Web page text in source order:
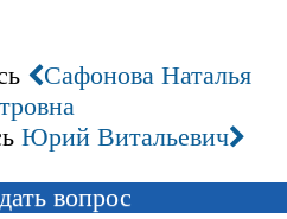
Сафонова Наталья
Юрий Витальевич
вопрос